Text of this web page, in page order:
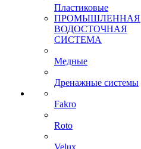
Пластиковые
ПРОМЫШЛЕННАЯ
ВОДОСТОЧНАЯ
СИСТЕМА
Медные
Дренажные системы
Fakro
Roto
Velux